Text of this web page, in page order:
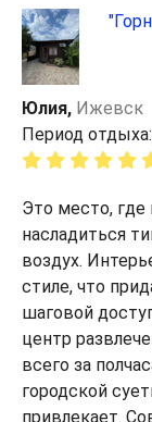
Юлия, Ижевск
Период
Это место, где
насладиться
воздух.
стиле, что
шаговой
центр
всего за
городской
привлекает.